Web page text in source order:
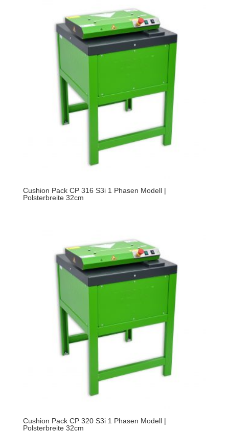
Cushion Pack CP 316 S3i 1 Phasen Modell |
Polsterbreite 32cm
Cushion Pack CP 320 S3i 1 Phasen Modell |
Polsterbreite 32cm